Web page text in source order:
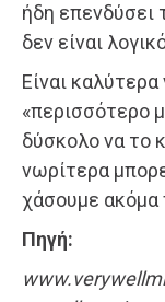
ήδη επενδύσει
δεν είναι
Είναι
«περισσότερο
δύσκολο να το
νωρίτερα
χάσουμε ακόμα
Πηγή: